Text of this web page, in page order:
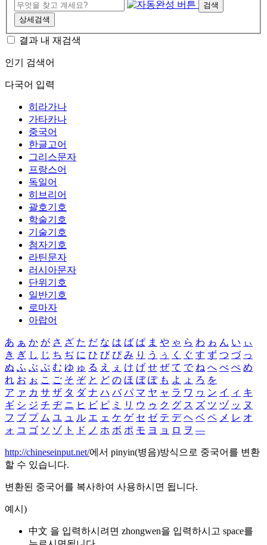
검색
상세검색
결과 내 재검색
인기 검색어
다국어 입력
히라가나
가타카나
중국어
한글고어
그리스문자
프랑스어
독일어
히브리어
괄호기호
학술기호
기술기호
첨자기호
라틴문자
러시아문자
단위기호
일반기호
로마자
아랍어
あ ぁ か が さ ざ た だ な は ば ぱ ま や ゃ ら わ ゎ ん い ぃ
き ぎ し じ ち ぢ に ひ び ぴ み り う ぅ く ぐ す ず つ づ っ
ぬ ふ ぶ ぷ む ゆ ゅ る え ぇ け げ せ ぜ て で ね へ べ ぺ め
れ お ぉ こ ご そ ぞ と ど の ほ ぼ ぽ も よ ょ ろ を
ア ァ カ サ ザ タ ダ ナ ハ バ パ マ ヤ ャ ラ ワ ヮ ン イ ィ キ
ギ シ ジ チ ヂ ニ ヒ ビ ピ ミ リ ウ ゥ ク グ ス ズ ツ ヅ ッ ヌ
フ ブ プ ム ユ ュ ル エ ェ ケ ゲ セ ゼ テ デ ヘ ベ ペ メ レ オ
ォ コ ゴ ソ ゾ ト ド ノ ホ ボ ポ モ ヨ ョ ロ ヲ ―
http://chineseinput.net/에서 pinyin(병음)방식으로 중국어를 변환
할 수 있습니다.
변환된 중국어를 복사하여 사용하시면 됩니다.
예시)
中文 을 입력하시려면 zhongwen을 입력하시고 space를